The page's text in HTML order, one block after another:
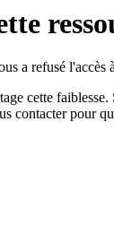
a refusé l'accès
cette
contacter pour